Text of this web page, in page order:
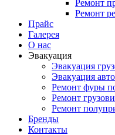
Ремонт
Ремонт
Прайс
Галерея
О нас
Эвакуация
Эвакуация
Эвакуация
Ремонт фуры
Ремонт
Ремонт
Бренды
Контакты